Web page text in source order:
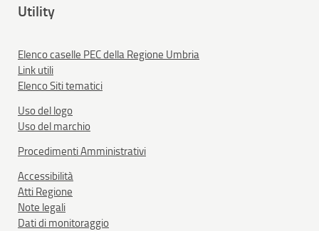
Utility
Elenco caselle PEC della Regione Umbria
Link utili
Elenco Siti tematici
Uso del logo
Uso del marchio
Procedimenti Amministrativi
Accessibilità
Atti Regione
Note legali
Dati di monitoraggio